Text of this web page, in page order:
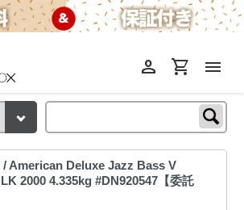
menu
shopping_cart
person
/ American Deluxe Jazz Bass V
2000 4.335kg #DN920547【委託